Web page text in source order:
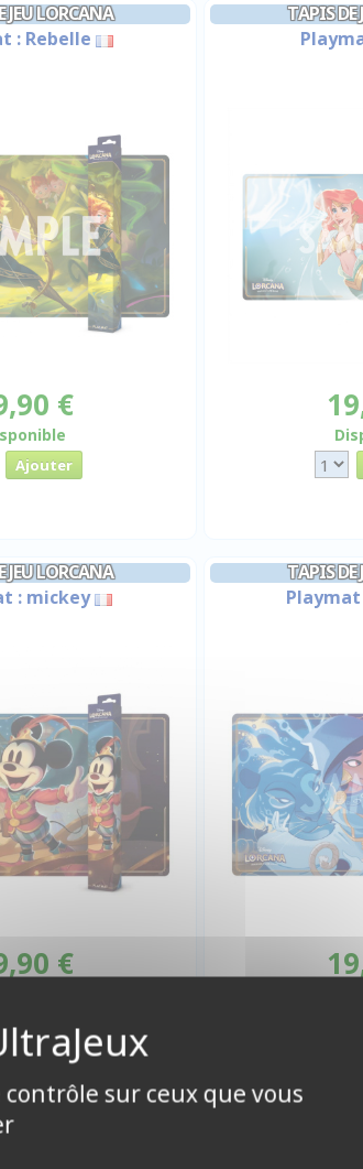
JEU LORCANA
: Rebelle
€
TAPIS DE
JEU LORCANA
: mickey
€
TAPIS DE
Playmat
DE JEU LORCANA
sur ceux que vous